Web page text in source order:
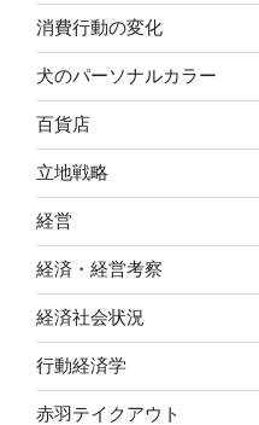
消費行動の変化
犬のパーソナルカラー
百貨店
立地戦略
経営
経済・経営考察
経済社会状況
行動経済学
赤羽テイクアウト